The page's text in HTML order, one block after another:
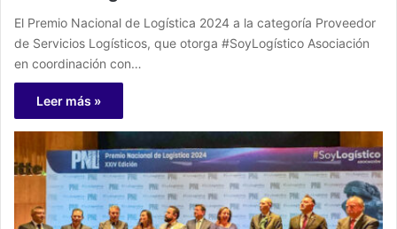
El Premio Nacional de Logística 2024 a la categoría Proveedor
de Servicios Logísticos, que otorga #SoyLogístico Asociación
en coordinación con…
Leer más »